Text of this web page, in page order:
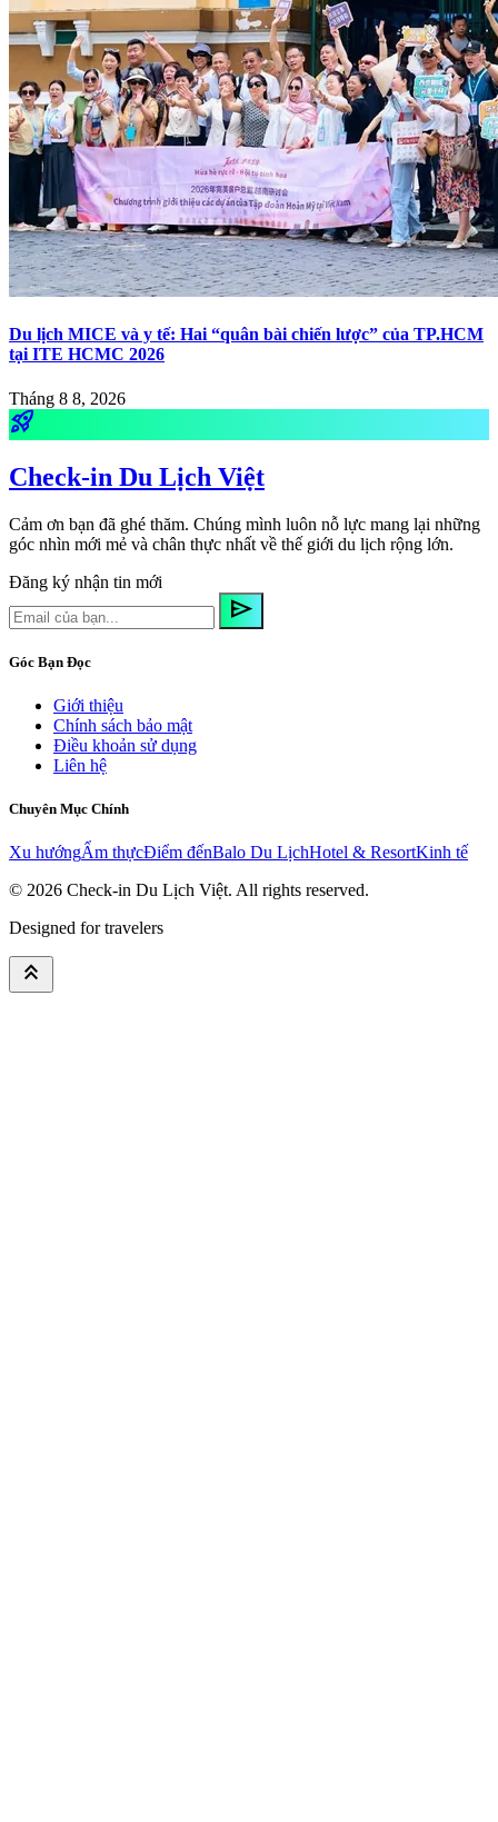
Du lịch MICE và y tế: Hai “quân bài chiến lược” của TP.HCM
tại ITE HCMC 2026
Tháng 8 8, 2026
rocket_launch
Check-in Du Lịch Việt
Cảm ơn bạn đã ghé thăm. Chúng mình luôn nỗ lực mang lại những
góc nhìn mới mẻ và chân thực nhất về thế giới du lịch rộng lớn.
Đăng ký nhận tin mới
send
Góc Bạn Đọc
Giới thiệu
Chính sách bảo mật
Điều khoản sử dụng
Liên hệ
Chuyên Mục Chính
Xu hướngẨm thựcĐiểm đếnBalo Du LịchHotel & ResortKinh tế
© 2026 Check-in Du Lịch Việt. All rights reserved.
Designed for travelers
keyboard_double_arrow_up